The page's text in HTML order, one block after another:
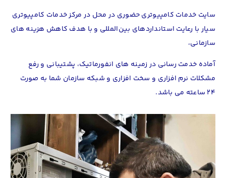
سایت خدمات کامپیوتری حضوری در محل در مرکز خدمات کامپیوتری
سیار با رعایت استاندارد‌های بین‌المللی و با هدف کاهش هزینه های
سازمانی،
آماده خدمت رسانی در زمینه های انفورماتیک، پشتیبانی و رفع
مشکلات نرم افزاری و سخت افزاری و شبکه سازمان شما به صورت
24 ساعته می باشد.